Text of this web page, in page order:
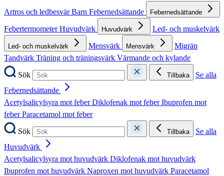
Artros och ledbesvärBarn Febernedsättande Febernedsättande
FebertermometerHuvudvärk Huvudvärk Led- och muskelvärk
Led- och muskelvärk Mensvärk Mensvärk
Migrän
Tandvärk Träning och träningsvärk Värmande och kylande
Sök
Tillbaka
Se alla
Febernedsättande
Acetylsalicylsyra mot feberDiklofenak mot feberIbuprofen mot
feberParacetamol mot feber
Sök
Tillbaka
Se alla
Huvudvärk
Acetylsalicylsyra mot huvudvärk Diklofenak mot huvudvärk
Ibuprofen mot huvudvärk Naproxen mot huvudvärk Paracetamol